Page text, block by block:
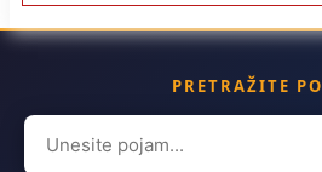
PRETRAŽITE
Search
for: